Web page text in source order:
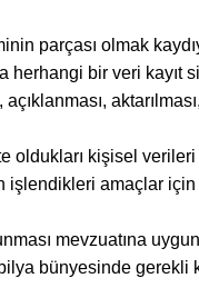
parçası olmak
bir veri
oldukları kişisel
amaçlar
mevzuatına
bünyesinde gerekli